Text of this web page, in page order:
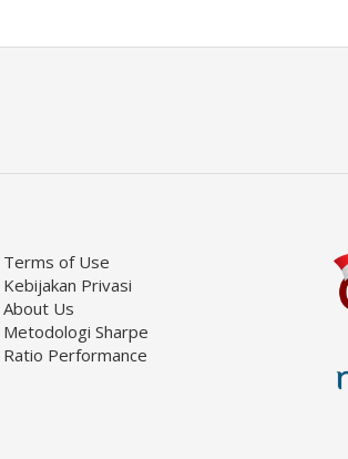
Terms of Use
Kebijakan Privasi
About Us
Metodologi Sharpe
Ratio Performance